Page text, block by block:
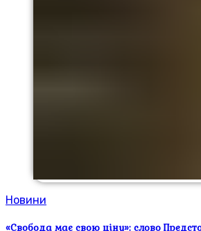
Новини
«Свобода має свою ціну»: слово